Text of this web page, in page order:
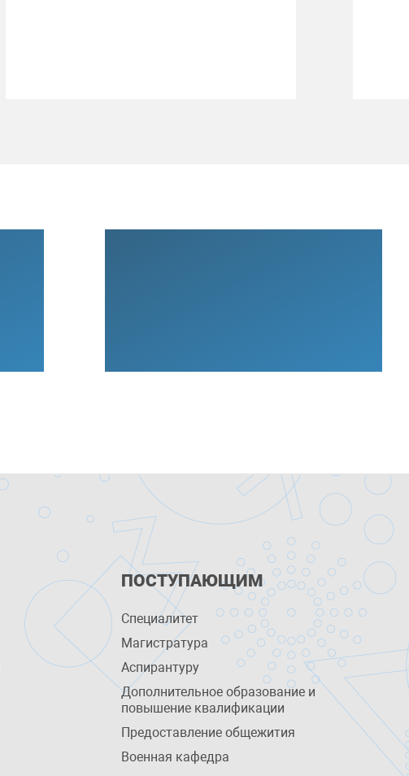
ПОСТУПАЮЩИМ
Специалитет
Магистратура
Аспирантуру
Дополнительное образование и
повышение квалификации
Предоставление общежития
Военная кафедра